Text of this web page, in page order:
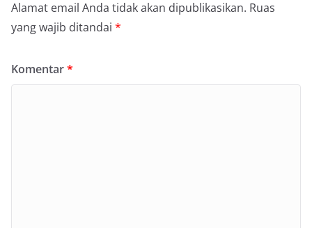
Alamat email Anda tidak akan dipublikasikan. Ruas
yang wajib ditandai *
Komentar*